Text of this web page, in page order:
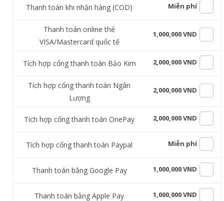
Thanh toán khi nhận hàng (COD) Miễn phí
Thanh toán online thẻ
VISA/Mastercard quốc tế
1,000,000 VND
Tích hợp cổng thanh toán Bảo Kim 2,000,000 VND
Tích hợp cổng thanh toán Ngân
Lượng
2,000,000 VND
Tích hợp cổng thanh toán OnePay 2,000,000 VND
Tích hợp cổng thanh toán Paypal Miễn phí
Thanh toán bằng Google Pay 1,000,000 VND
Thanh toán bằng Apple Pay 1,000,000 VND